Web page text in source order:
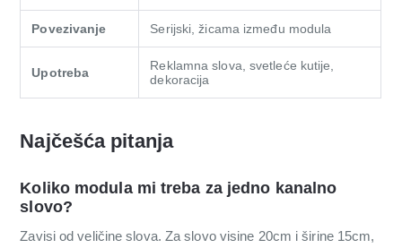
Povezivanje Serijski, žicama između modula
Upotreba
Reklamna slova, svetleće kutije,
dekoracija
Najčešća pitanja
Koliko modula mi treba za jedno kanalno
slovo?
Zavisi od veličine slova. Za slovo visine 20cm i širine 15cm,